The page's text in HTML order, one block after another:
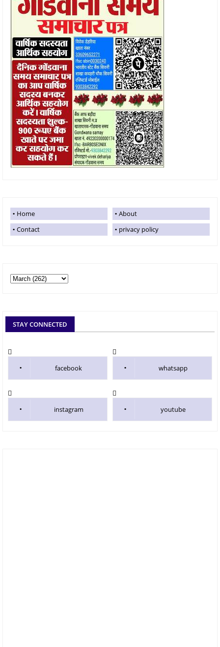
Home
About
Contact
privacy policy
STAY CONNECTED
facebook whatsapp
instagram youtube